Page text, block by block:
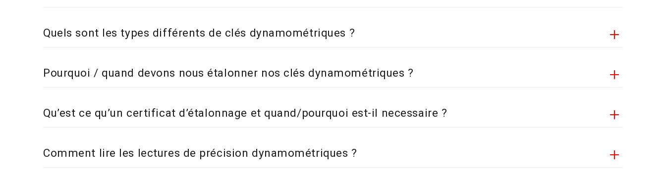
Quels sont les types différents de clés dynamométriques ?
Pourquoi / quand devons nous étalonner nos clés dynamométriques ?
Qu’est ce qu’un certificat d’étalonnage et quand/pourquoi est-il necessaire ?
Comment lire les lectures de précision dynamométriques ?